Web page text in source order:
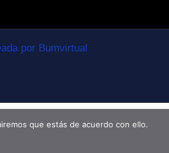
por Bumvirtual
que estás de acuerdo con ello.